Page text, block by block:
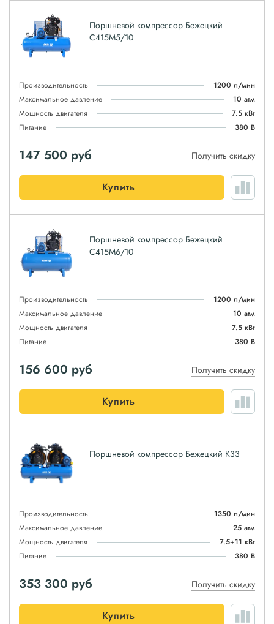
Поршневой компрессор Бежецкий
С415М5/10
Производительность
1200 л/мин
Максимальное давление
10 атм
Мощность двигателя
7.5 кВт
Питание
380 В
147 500 руб Получить скидку
Купить
Поршневой компрессор Бежецкий
С415М6/10
Производительность
1200 л/мин
Максимальное давление
10 атм
Мощность двигателя
7.5 кВт
Питание
380 В
156 600 руб Получить скидку
Купить
Поршневой компрессор Бежецкий К33
Производительность
1350 л/мин
Максимальное давление
25 атм
Мощность двигателя
7.5+11 кВт
Питание
380 В
353 300 руб Получить скидку
Купить